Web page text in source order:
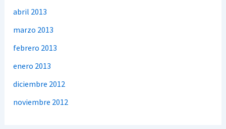
abril 2013
marzo 2013
febrero 2013
enero 2013
diciembre 2012
noviembre 2012